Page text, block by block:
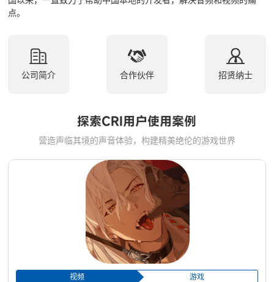
点。
公司简介 合作伙伴 招贤纳士
探索CRI用户使用案例
营造声临其境的声音体验，构建精美绝伦的游戏世界
视频 游戏